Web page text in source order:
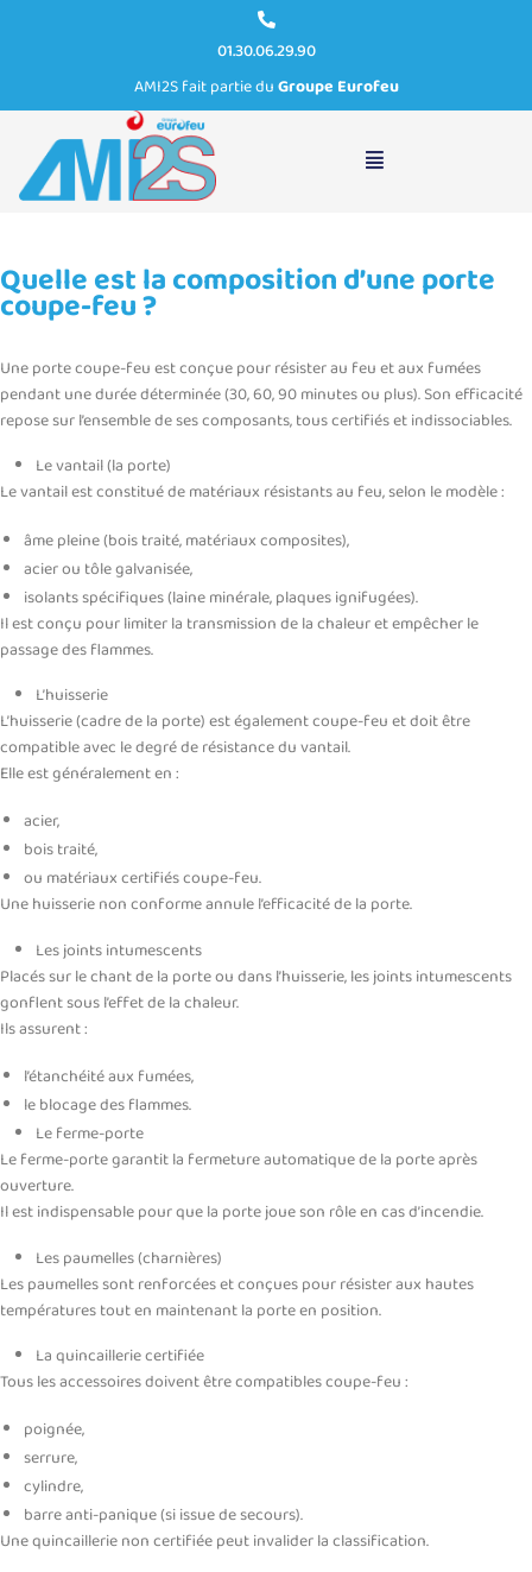
01.30.06.29.90
AMI2S fait partie duGroupe Eurofeu
Quelle est la composition d’une porte
coupe-feu ?
Une porte coupe-feu est conçue pour résister au feu et aux fumées
pendant une durée déterminée (30, 60, 90 minutes ou plus). Son efficacité
repose sur l’ensemble de ses composants, tous certifiés et indissociables.
Le vantail (la porte)
Le vantail est constitué de matériaux résistants au feu, selon le modèle :
âme pleine (bois traité, matériaux composites),
acier ou tôle galvanisée,
isolants spécifiques (laine minérale, plaques ignifugées).
Il est conçu pour limiter la transmission de la chaleur et empêcher le
passage des flammes.
L’huisserie
L’huisserie (cadre de la porte) est également coupe-feu et doit être
compatible avec le degré de résistance du vantail.
Elle est généralement en :
acier,
bois traité,
ou matériaux certifiés coupe-feu.
Une huisserie non conforme annule l’efficacité de la porte.
Les joints intumescents
Placés sur le chant de la porte ou dans l’huisserie, les joints intumescents
gonflent sous l’effet de la chaleur.
Ils assurent :
l’étanchéité aux fumées,
le blocage des flammes.
Le ferme-porte
Le ferme-porte garantit la fermeture automatique de la porte après
ouverture.
Il est indispensable pour que la porte joue son rôle en cas d’incendie.
Les paumelles (charnières)
Les paumelles sont renforcées et conçues pour résister aux hautes
températures tout en maintenant la porte en position.
La quincaillerie certifiée
Tous les accessoires doivent être compatibles coupe-feu :
poignée,
serrure,
cylindre,
barre anti-panique (si issue de secours).
Une quincaillerie non certifiée peut invalider la classification.